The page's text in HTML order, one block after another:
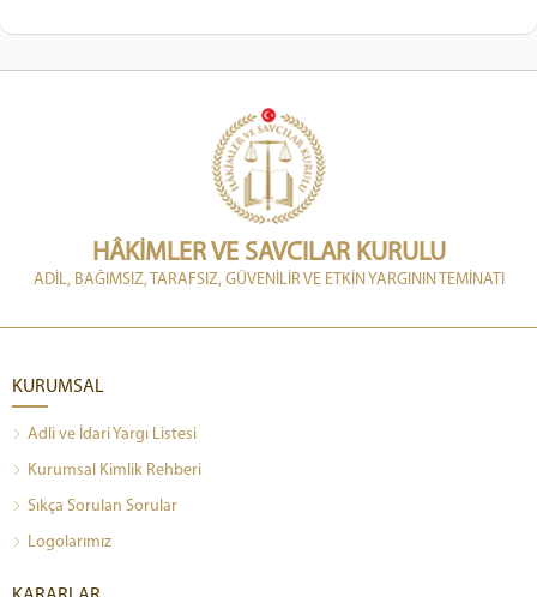
HÂKİMLER VE SAVCILAR KURULU
ADİL, BAĞIMSIZ, TARAFSIZ, GÜVENİLİR VE ETKİN YARGININ TEMİNATI
KURUMSAL
Adli ve İdari Yargı Listesi
Kurumsal Kimlik Rehberi
Sıkça Sorulan Sorular
Logolarımız